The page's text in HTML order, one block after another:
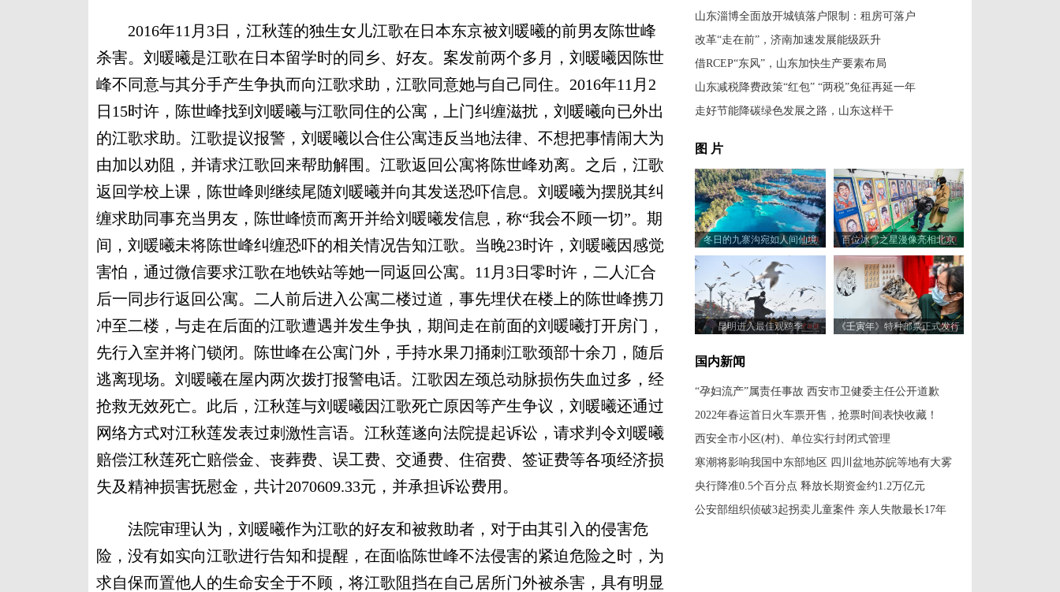
2016年11月3日，江秋莲的独生女儿江歌在日本东京被刘暖曦的前男友陈世峰
杀害。刘暖曦是江歌在日本留学时的同乡、好友。案发前两个多月，刘暖曦因陈世
峰不同意与其分手产生争执而向江歌求助，江歌同意她与自己同住。2016年11月2
日15时许，陈世峰找到刘暖曦与江歌同住的公寓，上门纠缠滋扰，刘暖曦向已外出
的江歌求助。江歌提议报警，刘暖曦以合住公寓违反当地法律、不想把事情闹大为
由加以劝阻，并请求江歌回来帮助解围。江歌返回公寓将陈世峰劝离。之后，江歌
返回学校上课，陈世峰则继续尾随刘暖曦并向其发送恐吓信息。刘暖曦为摆脱其纠
缠求助同事充当男友，陈世峰愤而离开并给刘暖曦发信息，称“我会不顾一切”。期
间，刘暖曦未将陈世峰纠缠恐吓的相关情况告知江歌。当晚23时许，刘暖曦因感觉
害怕，通过微信要求江歌在地铁站等她一同返回公寓。11月3日零时许，二人汇合
后一同步行返回公寓。二人前后进入公寓二楼过道，事先埋伏在楼上的陈世峰携刀
冲至二楼，与走在后面的江歌遭遇并发生争执，期间走在前面的刘暖曦打开房门，
先行入室并将门锁闭。陈世峰在公寓门外，手持水果刀捅刺江歌颈部十余刀，随后
逃离现场。刘暖曦在屋内两次拨打报警电话。江歌因左颈总动脉损伤失血过多，经
抢救无效死亡。此后，江秋莲与刘暖曦因江歌死亡原因等产生争议，刘暖曦还通过
网络方式对江秋莲发表过刺激性言语。江秋莲遂向法院提起诉讼，请求判令刘暖曦
赔偿江秋莲死亡赔偿金、丧葬费、误工费、交通费、住宿费、签证费等各项经济损
失及精神损害抚慰金，共计2070609.33元，并承担诉讼费用。
法院审理认为，刘暖曦作为江歌的好友和被救助者，对于由其引入的侵害危
险，没有如实向江歌进行告知和提醒，在面临陈世峰不法侵害的紧迫危险之时，为
求自保而置他人的生命安全于不顾，将江歌阻挡在自己居所门外被杀害，具有明显
山东淄博全面放开城镇落户限制：租房可落户
改革“走在前”，济南加速发展能级跃升
借RCEP“东风”，山东加快生产要素布局
山东减税降费政策“红包” “两税”免征再延一年
走好节能降碳绿色发展之路，山东这样干
图 片
冬日的九寨沟宛如人间仙境 百位冰雪之星漫像亮相北京
昆明进入最佳观鸥季 《壬寅年》特种邮票正式发行
国内新闻
“孕妇流产”属责任事故 西安市卫健委主任公开道歉
2022年春运首日火车票开售，抢票时间表快收藏！
西安全市小区(村)、单位实行封闭式管理
寒潮将影响我国中东部地区 四川盆地苏皖等地有大雾
央行降准0.5个百分点 释放长期资金约1.2万亿元
公安部组织侦破3起拐卖儿童案件 亲人失散最长17年